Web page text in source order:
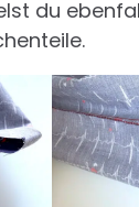
du